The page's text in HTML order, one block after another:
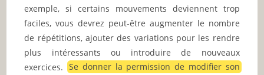
exemple, si certains mouvements deviennent trop
faciles, vous devrez peut-être augmenter le nombre
de répétitions, ajouter des variations pour les rendre
plus intéressants ou introduire de nouveaux
exercices. Se donner la permission de modifier son